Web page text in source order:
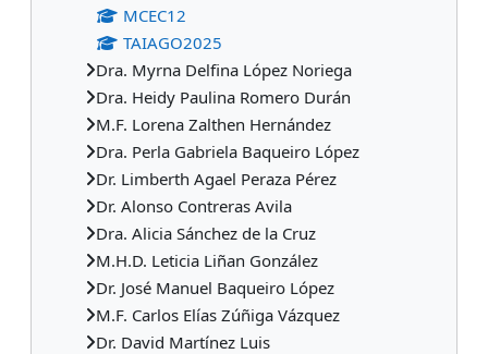
MCEC12
TAIAGO2025
Dra. Myrna Delfina López Noriega
Dra. Heidy Paulina Romero Durán
M.F. Lorena Zalthen Hernández
Dra. Perla Gabriela Baqueiro López
Dr. Limberth Agael Peraza Pérez
Dr. Alonso Contreras Avila
Dra. Alicia Sánchez de la Cruz
M.H.D. Leticia Liñan González
Dr. José Manuel Baqueiro López
M.F. Carlos Elías Zúñiga Vázquez
Dr. David Martínez Luis